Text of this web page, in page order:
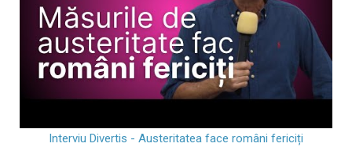
Interviu Divertis - Austeritatea face români fericiți